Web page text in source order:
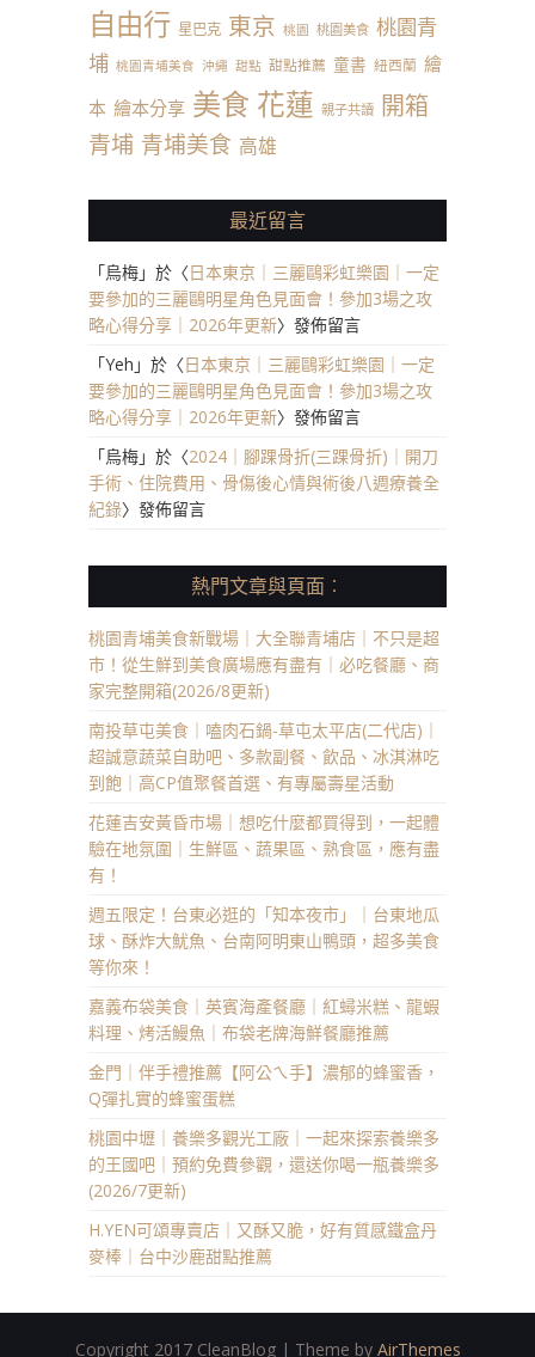
自由行 星巴克 東京 桃園 桃園美食 桃園青
埔 桃園青埔美食 沖繩 甜點 甜點推薦 童書 紐西蘭 繪
本 繪本分享 美食 花蓮 親子共讀 開箱
青埔 青埔美食 高雄
最近留言
「烏梅」於〈日本東京｜三麗鷗彩虹樂園｜一定
要參加的三麗鷗明星角色見面會！參加3場之攻
略心得分享｜2026年更新〉發佈留言
「Yeh 」於〈日本東京｜三麗鷗彩虹樂園｜一定
要參加的三麗鷗明星角色見面會！參加3場之攻
略心得分享｜2026年更新〉發佈留言
「烏梅」於〈2024｜腳踝骨折(三踝骨折)｜開刀
手術、住院費用、骨傷後心情與術後八週療養全
紀錄〉發佈留言
熱門文章與頁面︰
桃園青埔美食新戰場｜大全聯青埔店｜不只是超
市！從生鮮到美食廣場應有盡有｜必吃餐廳、商
家完整開箱(2026/8更新)
南投草屯美食｜嗑肉石鍋-草屯太平店(二代店)｜
超誠意蔬菜自助吧、多款副餐、飲品、冰淇淋吃
到飽｜高CP值聚餐首選、有專屬壽星活動
花蓮吉安黃昏市場｜想吃什麼都買得到，一起體
驗在地氛圍｜生鮮區、蔬果區、熟食區，應有盡
有！
週五限定！台東必逛的「知本夜市」｜台東地瓜
球、酥炸大魷魚、台南阿明東山鴨頭，超多美食
等你來！
嘉義布袋美食｜英賓海產餐廳｜紅蟳米糕、龍蝦
料理、烤活鰻魚｜布袋老牌海鮮餐廳推薦
金門｜伴手禮推薦【阿公ㄟ手】濃郁的蜂蜜香，
Q彈扎實的蜂蜜蛋糕
桃園中壢｜養樂多觀光工廠｜一起來探索養樂多
的王國吧｜預約免費參觀，還送你喝一瓶養樂多
(2026/7更新)
H.YEN可頌專賣店｜又酥又脆，好有質感鐵盒丹
麥棒｜台中沙鹿甜點推薦
Copyright 2017 CleanBlog | Theme by AirThemes